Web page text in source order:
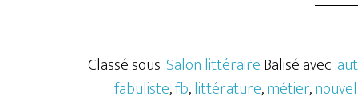
Classé sous :Salon littéraireBalisé avec :
fabuliste,fb,littérature,métier,